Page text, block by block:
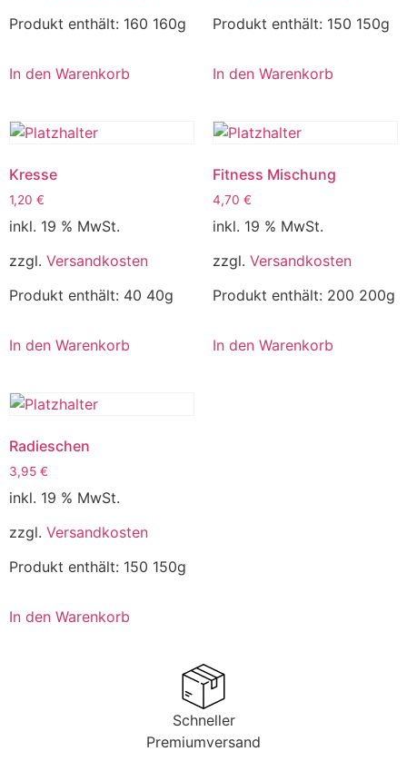
Produkt enthält: 160 160g
In den Warenkorb
Produkt enthält: 150 150g
In den Warenkorb
Kresse
1,20 €
inkl. 19 % MwSt.
zzgl. Versandkosten
Produkt enthält: 40 40g
In den Warenkorb
Fitness Mischung
4,70 €
inkl. 19 % MwSt.
zzgl. Versandkosten
Produkt enthält: 200 200g
In den Warenkorb
Radieschen
3,95 €
inkl. 19 % MwSt.
zzgl. Versandkosten
Produkt enthält: 150 150g
In den Warenkorb
Schneller
Premiumversand